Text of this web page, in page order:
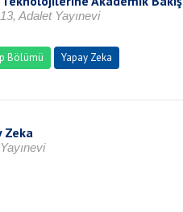
Adalet Yayınevi
Bölümü Yapay Zeka
Zeka